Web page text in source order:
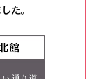
た。